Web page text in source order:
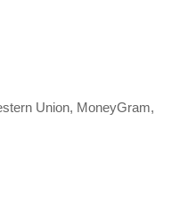
Union, MoneyGram,